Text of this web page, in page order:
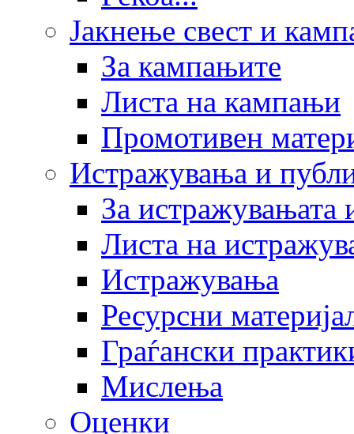
Јакнење свест и
За кампањите
Листа на кампањи
Промотивен
Истражувања и
За истражувањата
Листа на
Истражувања
Ресурсни
Граѓански
Мислења
Оценки